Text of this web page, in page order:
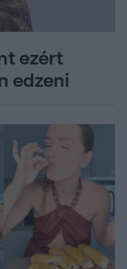
ezért
edzeni